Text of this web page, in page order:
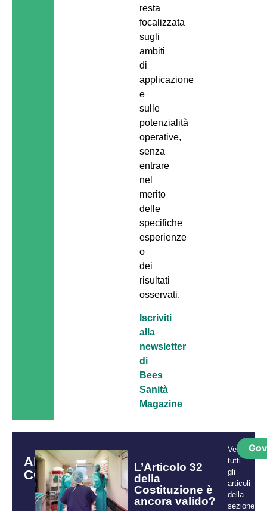
resta
focalizzata
sugli
ambiti
di
applicazione
e
sulle
potenzialità
operative,
senza
entrare
nel
merito
delle
specifiche
esperienze
o
dei
risultati
osservati.
Iscriviti
alla
newsletter
di
Bees
Sanità
Magazine
ARTICOLI
CORRELATI
L’Articolo 32
della
Costituzione è
ancora valido?
Vedi
tutti
gli
articoli
della
sezione: